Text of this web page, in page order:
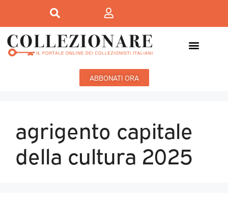
ABBONATI ORA
agrigento capitale
della cultura 2025